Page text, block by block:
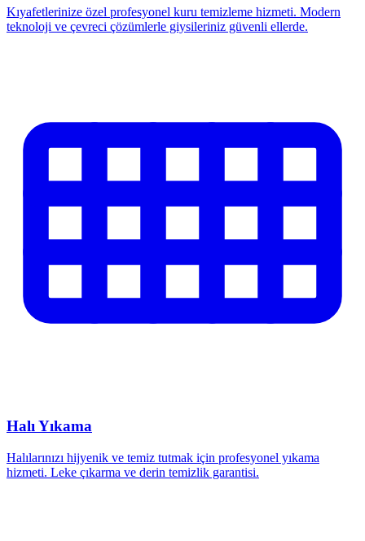
Kıyafetlerinize özel profesyonel kuru temizleme hizmeti. Modern
teknoloji ve çevreci çözümlerle giysileriniz güvenli ellerde.
Halı Yıkama
Halılarınızı hijyenik ve temiz tutmak için profesyonel yıkama
hizmeti. Leke çıkarma ve derin temizlik garantisi.